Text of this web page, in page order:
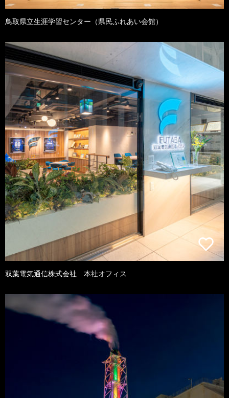
鳥取県立生涯学習センター（県民ふれあい会館）
双葉電気通信株式会社 本社オフィス